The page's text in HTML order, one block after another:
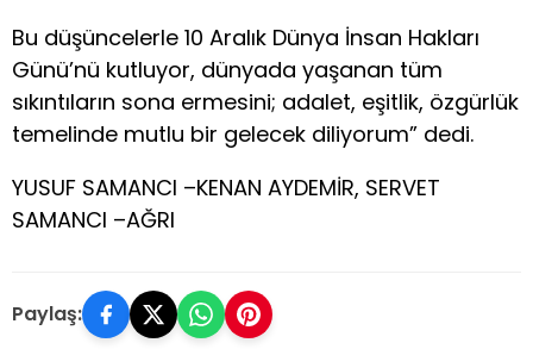
Bu düşüncelerle 10 Aralık Dünya İnsan Hakları
Günü’nü kutluyor, dünyada yaşanan tüm
sıkıntıların sona ermesini; adalet, eşitlik, özgürlük
temelinde mutlu bir gelecek diliyorum” dedi.
YUSUF SAMANCI –KENAN AYDEMİR, SERVET
SAMANCI –AĞRI
Paylaş: